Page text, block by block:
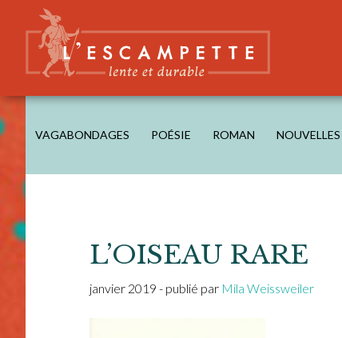
content
secondary
navigation
primary
sidebar
L'ESCAMPETTE
éditions lentes & durables
VAGABONDAGES POÉSIE ROMAN NOUVELLES
L’OISEAU RARE
janvier 2019 - publié par Mila Weissweiler